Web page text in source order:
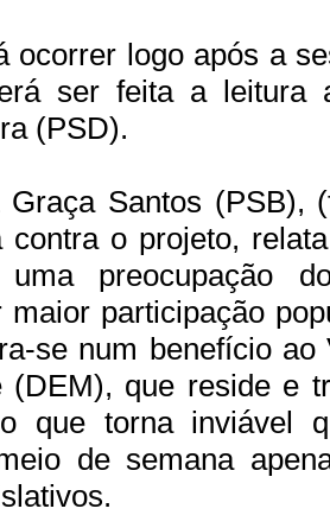
ocorrer logo após a
ser feita a leitura
(PSD).
Graça Santos (PSB),
contra o projeto,
preocupação
maior participação
se num benefício ao
(DEM), que reside e
que torna inviável
de semana